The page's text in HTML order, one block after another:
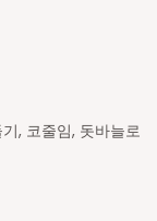
, 코줄임, 돗바늘로